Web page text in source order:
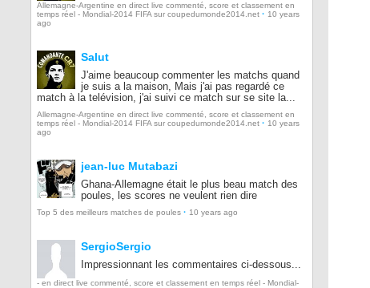
Allemagne-Argentine en direct live commenté, score et classement en
temps réel - Mondial-2014 FIFA sur coupedumonde2014.net · 10 years
ago
Salut
J'aime beaucoup commenter les matchs quand
je suis a la maison, Mais j'ai pas regardé ce
match à la telévision, j'ai suivi ce match sur se site la...
Allemagne-Argentine en direct live commenté, score et classement en
temps réel - Mondial-2014 FIFA sur coupedumonde2014.net · 10 years
ago
jean-luc Mutabazi
Ghana-Allemagne était le plus beau match des
poules, les scores ne veulent rien dire
Top 5 des meilleurs matches de poules · 10 years ago
SergioSergio
Impressionnant les commentaires ci-dessous...
- en direct live commenté, score et classement en temps réel - Mondial-